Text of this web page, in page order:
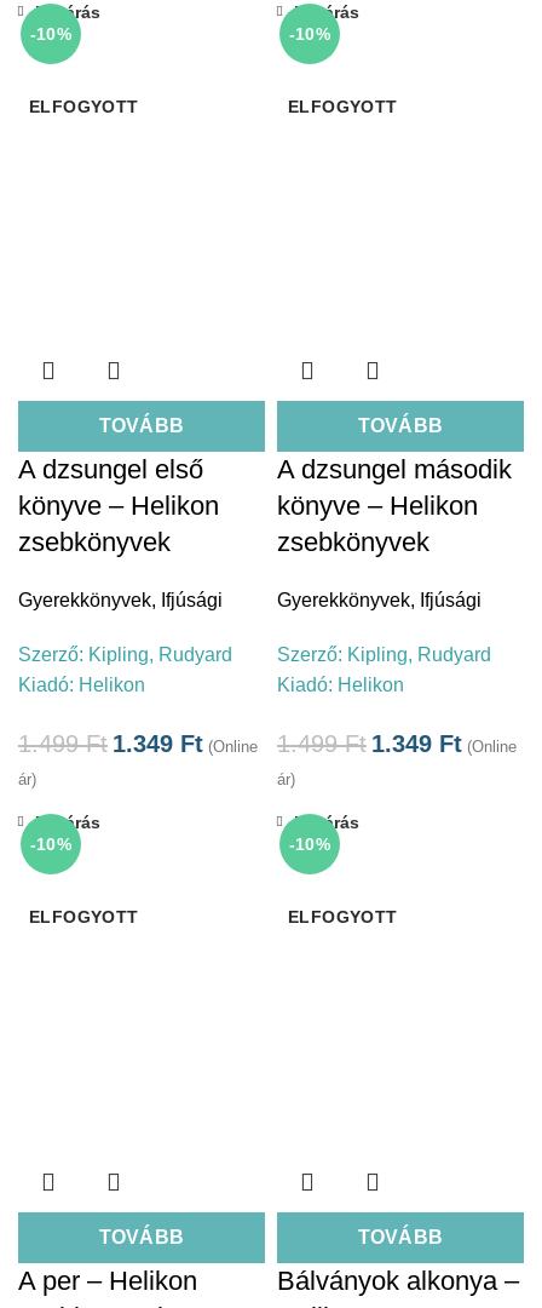
-10%
ELFOGYOTT
TOVÁBB
Bezárás
A dzsungel első
könyve – Helikon
zsebkönyvek
Gyerekkönyvek, Ifjúsági
Szerző: Kipling, Rudyard
Kiadó: Helikon
1.499Ft 1.349 Ft (Online
ár)
-10%
ELFOGYOTT
TOVÁBB
Bezárás
A dzsungel második
könyve – Helikon
zsebkönyvek
Gyerekkönyvek, Ifjúsági
Szerző: Kipling, Rudyard
Kiadó: Helikon
1.499Ft 1.349 Ft (Online
ár)
-10%
ELFOGYOTT
TOVÁBB
Bezárás
A per – Helikon
-10%
ELFOGYOTT
TOVÁBB
Bezárás
Bálványok alkonya –